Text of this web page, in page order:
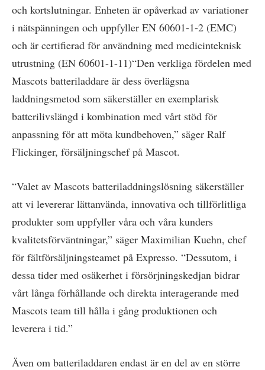
och kortslutningar. Enheten är opåverkad av variationer
i nätspänningen och uppfyller EN 60601-1-2 (EMC)
och är certifierad för användning med medicinteknisk
utrustning (EN 60601-1-11)“Den verkliga fördelen med
Mascots batteriladdare är dess överlägsna
laddningsmetod som säkerställer en exemplarisk
batterilivslängd i kombination med vårt stöd för
anpassning för att möta kundbehoven,” säger Ralf
Flickinger, försäljningschef på Mascot.
“Valet av Mascots batteriladdningslösning säkerställer
att vi levererar lättanvända, innovativa och tillförlitliga
produkter som uppfyller våra och våra kunders
kvalitetsförväntningar,” säger Maximilian Kuehn, chef
för fältförsäljningsteamet på Expresso. “Dessutom, i
dessa tider med osäkerhet i försörjningskedjan bidrar
vårt långa förhållande och direkta interagerande med
Mascots team till hålla i gång produktionen och
leverera i tid.”
Även om batteriladdaren endast är en del av en större